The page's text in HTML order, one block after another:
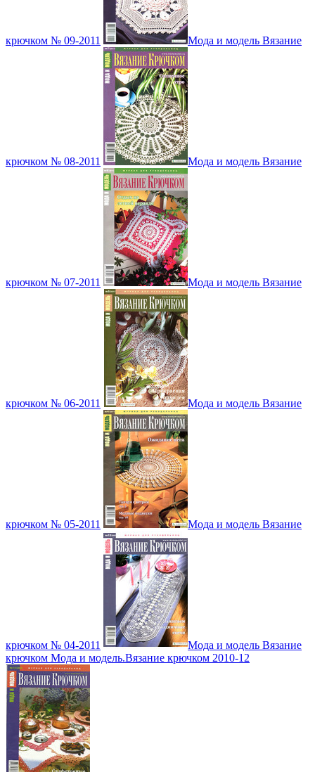
крючком № 09-2011 Мода и модель Вязание
крючком № 08-2011 Мода и модель Вязание
крючком № 07-2011 Мода и модель Вязание
крючком № 06-2011 Мода и модель Вязание
крючком № 05-2011 Мода и модель Вязание
крючком № 04-2011
Мода и модель Вязание
крючком Мода и модель.Вязание крючком 2010-12